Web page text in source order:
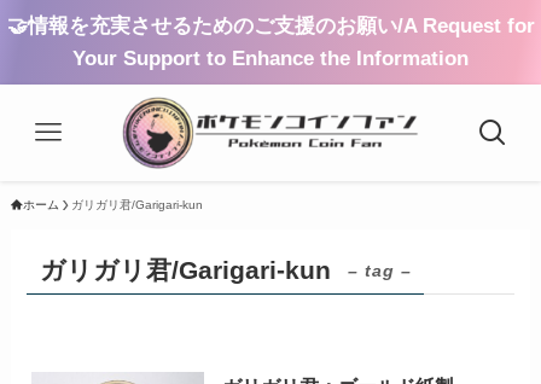
🤝情報を充実させるためのご支援のお願い/A Request for
Your Support to Enhance the Information
ホーム ガリガリ君/Garigari-kun
ガリガリ君/Garigari-kun – tag –